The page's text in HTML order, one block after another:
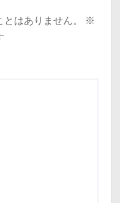
はありません。
※